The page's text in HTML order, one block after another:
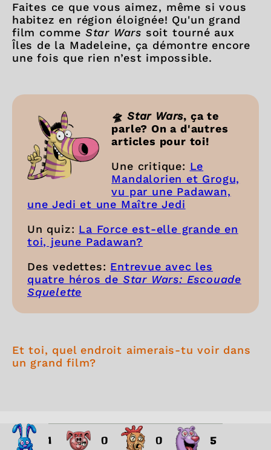
Faites ce que vous aimez, même si vous
habitez en région éloignée! Qu'un grand
film comme Star Wars soit tourné aux
Îles de la Madeleine, ça démontre encore
une fois que rien n’est impossible.
🛸 Star Wars, ça te
parle? On a d'autres
articles pour toi!
Une critique: Le
Mandalorien et Grogu,
vu par une Padawan,
une Jedi et une Maître Jedi
Un quiz: La Force est-elle grande en
toi, jeune Padawan?
Des vedettes: Entrevue avec les
quatre héros de Star Wars: Escouade
Squelette
Et toi, quel endroit aimerais-tu voir dans
un grand film?
1 0 0 5